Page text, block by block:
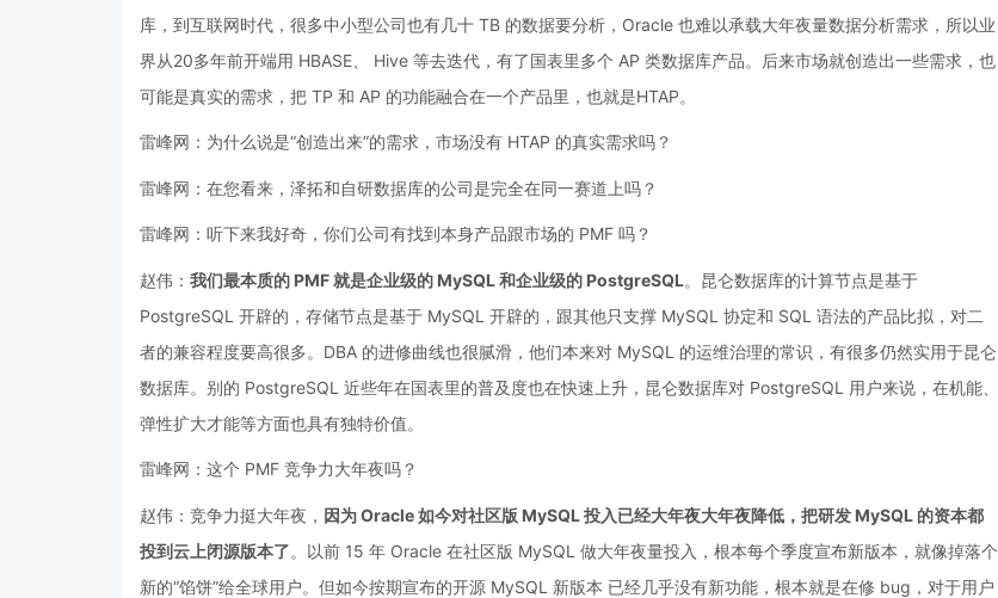
库，到互联网时代，很多中小型公司也有几十 TB 的数据要分析，Oracle 也难以承载大年夜量数据分析需求，所以业
界从20多年前开端用 HBASE、 Hive 等去迭代，有了国表里多个 AP 类数据库产品。后来市场就创造出一些需求，也
可能是真实的需求，把 TP 和 AP 的功能融合在一个产品里，也就是HTAP。
雷峰网：为什么说是“创造出来”的需求，市场没有 HTAP 的真实需求吗？
雷峰网：在您看来，泽拓和自研数据库的公司是完全在同一赛道上吗？
雷峰网：听下来我好奇，你们公司有找到本身产品跟市场的 PMF 吗？
赵伟： 我们最本质的 PMF 就是企业级的 MySQL 和企业级的 PostgreSQL。昆仑数据库的计算节点是基于
PostgreSQL 开辟的，存储节点是基于 MySQL 开辟的，跟其他只支撑 MySQL 协定和 SQL 语法的产品比拟，对二
者的兼容程度要高很多。DBA 的进修曲线也很腻滑，他们本来对 MySQL 的运维治理的常识，有很多仍然实用于昆仑
数据库。别的 PostgreSQL 近些年在国表里的普及度也在快速上升，昆仑数据库对 PostgreSQL 用户来说，在机能、
弹性扩大才能等方面也具有独特价值。
雷峰网：这个 PMF 竞争力大年夜吗？
赵伟：竞争力挺大年夜， 因为 Oracle 如今对社区版 MySQL 投入已经大年夜大年夜降低，把研发 MySQL 的资本都
投到云上闭源版本了。以前 15 年 Oracle 在社区版 MySQL 做大年夜量投入，根本每个季度宣布新版本，就像掉落个
新的“馅饼”给全球用户。但如今按期宣布的开源 MySQL 新版本 已经几乎没有新功能，根本就是在修 bug，对于用户